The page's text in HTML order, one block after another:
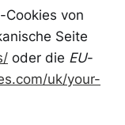
Cookies von
Seite
oder die EU-
uk/your-